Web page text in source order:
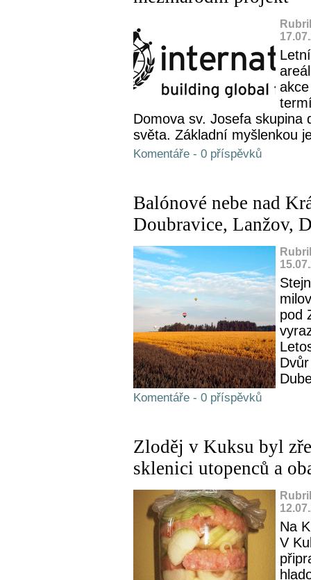
Domova sv. Josefa skupina
světa. Základní myšlenkou
Komentáře - 0 příspěvků
Balónové nebe nad
Doubravice, Lanžov,
pod
Komentáře - 0 příspěvků
Zloděj v Kuksu byl
sklenici utopenců a
Na
V